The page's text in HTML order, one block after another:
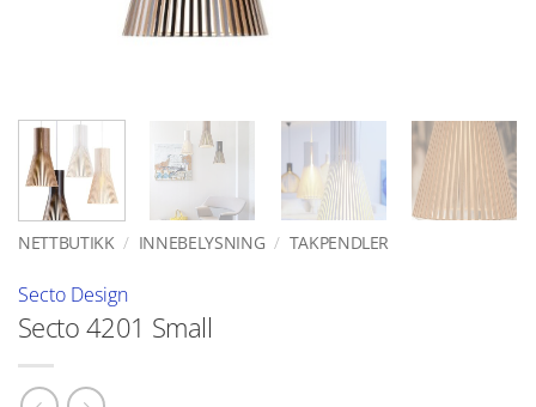
NETTBUTIKK / INNEBELYSNING / TAKPENDLER
Secto Design
Secto 4201 Small